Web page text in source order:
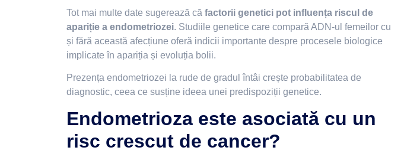
Tot mai multe date sugerează că factorii genetici pot influența riscul de
apariție a endometriozei. Studiile genetice care compară ADN-ul femeilor cu
și fără această afecțiune oferă indicii importante despre procesele biologice
implicate în apariția și evoluția bolii.
Prezența endometriozei la rude de gradul întâi crește probabilitatea de
diagnostic, ceea ce susține ideea unei predispoziții genetice.
Endometrioza este asociată cu un
risc crescut de cancer?